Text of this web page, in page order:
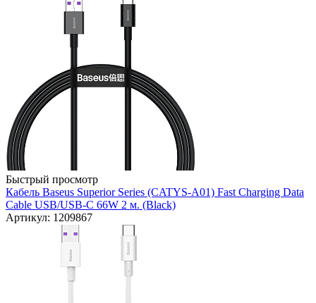
Быстрый просмотр
Кабель Baseus Superior Series (CATYS-A01) Fast Charging Data
Cable USB/USB-C 66W 2 м. (Black)
Артикул: 1209867